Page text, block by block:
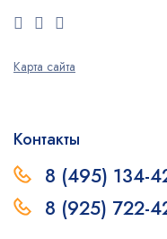
Карта сайта
Контакты
8 (495) 134-
8 (925) 722-